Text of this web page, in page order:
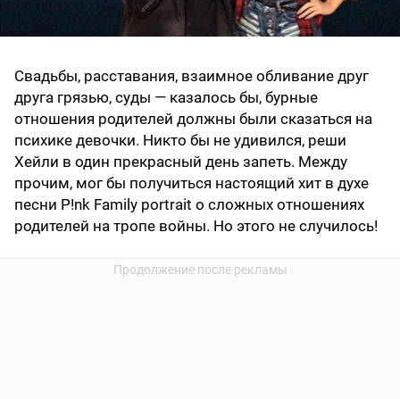
Свадьбы, расставания, взаимное обливание друг
друга грязью, суды — казалось бы, бурные
отношения родителей должны были сказаться на
психике девочки. Никто бы не удивился, реши
Хейли в один прекрасный день запеть. Между
прочим, мог бы получиться настоящий хит в духе
песни P!nk Family portrait о сложных отношениях
родителей на тропе войны. Но этого не случилось!